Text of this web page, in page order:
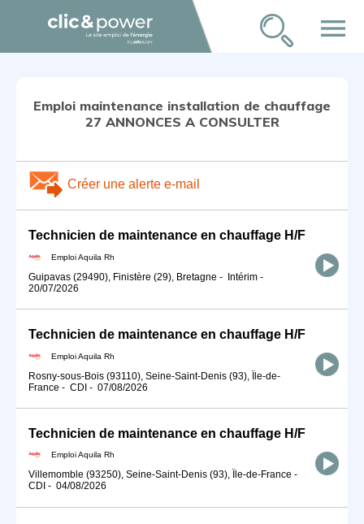
menu
Emploi maintenance installation de chauffage
27 ANNONCES A CONSULTER
Créer une alerte e-mail
Technicien de maintenance en chauffage H/F
Emploi Aquila Rh
Guipavas (29490), Finistère (29), Bretagne - Intérim -
20/07/2026
Technicien de maintenance en chauffage H/F
Emploi Aquila Rh
Rosny-sous-Bois (93110), Seine-Saint-Denis (93), Île-de-
France - CDI - 07/08/2026
Technicien de maintenance en chauffage H/F
Emploi Aquila Rh
Villemomble (93250), Seine-Saint-Denis (93), Île-de-France -
CDI - 04/08/2026